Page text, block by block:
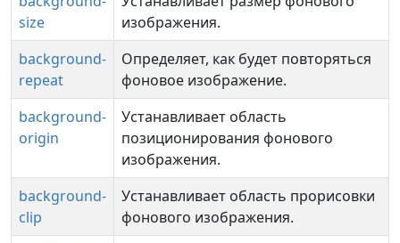
size
изображения.
background-
repeat
Определяет, как будет повторяться
фоновое изображение.
background-
origin
Устанавливает область
позиционирования фонового
изображения.
background-
clip
Устанавливает область прорисовки
фонового изображения.